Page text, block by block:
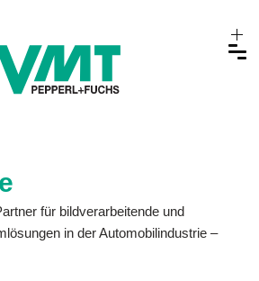
für bildverarbeitende und
in der Automobilindustrie –